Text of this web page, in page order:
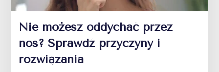
Nie możesz oddychać przez
nos? Sprawdź przyczyny i
rozwiązania